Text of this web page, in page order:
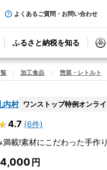
よくあるご質問・お問い合わせ
ふるさと納税を知る
加工食品 惣菜・レトルト
内村 ワンストップ特例オンラ
4.7 (6件)
満載!素材にこだわった手作